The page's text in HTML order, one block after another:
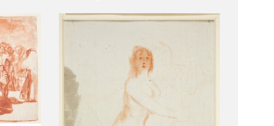
EDUCATIVOS
ARASAAC